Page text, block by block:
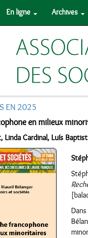
En ligne Archives
EN 2025
en milieux
Linda Cardinal, Luís